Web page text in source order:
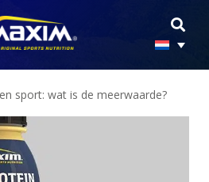
sport: wat is de meerwaarde?